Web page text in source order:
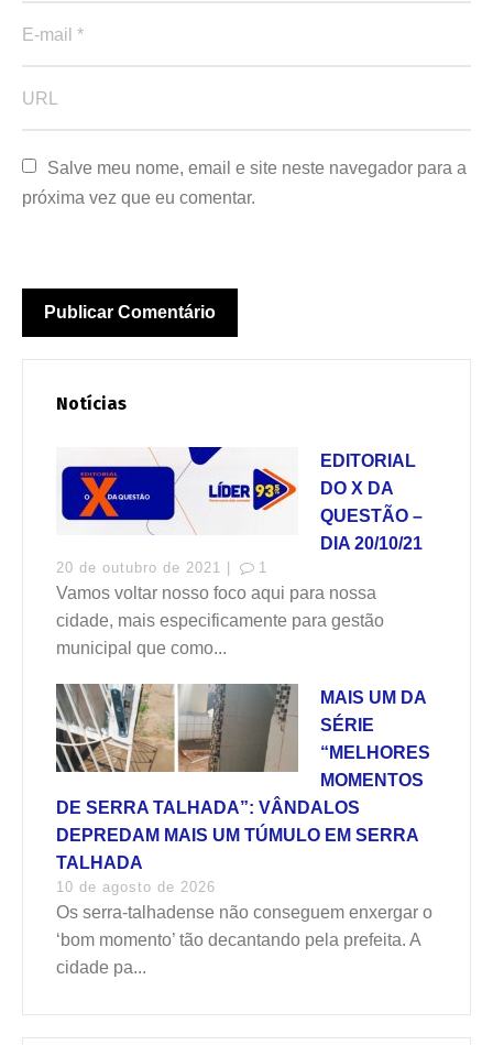
Salve meu nome, email e site neste navegador para a
próxima vez que eu comentar.
Notícias
EDITORIAL
DO X DA
QUESTÃO –
DIA 20/10/21
20 de outubro de 2021 | 1
Vamos voltar nosso foco aqui para nossa
cidade, mais especificamente para gestão
municipal que como...
MAIS UM DA
SÉRIE
“MELHORES
MOMENTOS
DE SERRA TALHADA”: VÂNDALOS
DEPREDAM MAIS UM TÚMULO EM SERRA
TALHADA
10 de agosto de 2026
Os serra-talhadense não conseguem enxergar o
‘bom momento’ tão decantando pela prefeita. A
cidade pa...